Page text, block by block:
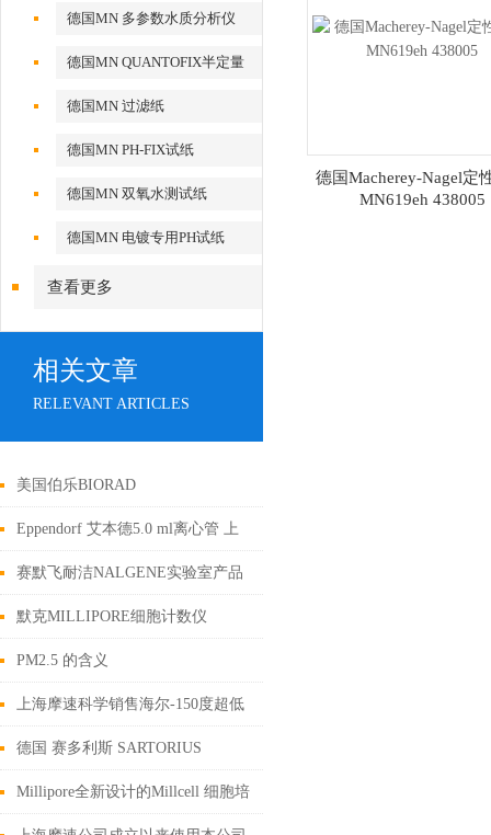
德国MN 多参数水质分析仪
德国MN QUANTOFIX半定量
测试条
德国MN 过滤纸
德国MN PH-FIX试纸
德国MN 双氧水测试纸
德国MN 电镀专用PH试纸
查看更多
相关文章
RELEVANT ARTICLES
美国伯乐BIORAD
Eppendorf 艾本德5.0 ml离心管 上
海摩速科学器材有限公司销售
赛默飞耐洁NALGENE实验室产品
代理 上海摩速 4008087828
默克MILLIPORE细胞计数仪
Scepter 2.0
PM2.5 的含义
上海摩速科学销售海尔-150度超低
温冰箱
德国 赛多利斯 SARTORIUS
VIVASPIN超滤离心管上海摩速
Millipore全新设计的Millcell 细胞培
德国Macherey-Nagel定
MN619eh 438005